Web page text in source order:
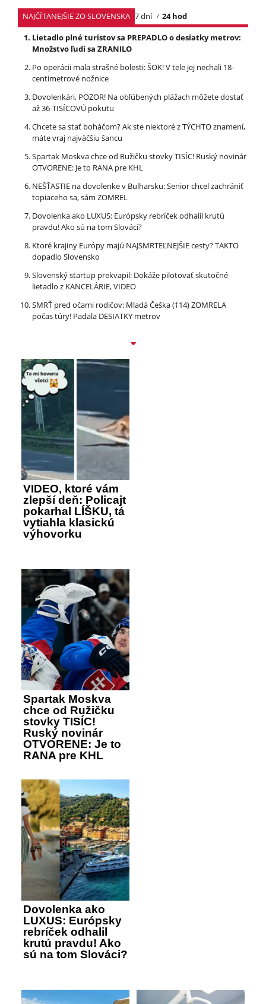
NAJČÍTANEJŠIE ZO SLOVENSKA 7 dní
24 hod
Lietadlo plné turistov sa PREPADLO o desiatky metrov:
Množstvo ľudí sa ZRANILO
Po operácii mala strašné bolesti: ŠOK! V tele jej nechali 18-
centimetrové nožnice
Dovolenkári, POZOR! Na obľúbených plážach môžete dostať
až 36-TISÍCOVÚ pokutu
Chcete sa stať boháčom? Ak ste niektoré z TÝCHTO znamení,
máte vraj najväčšiu šancu
Spartak Moskva chce od Ružičku stovky TISÍC! Ruský novinár
OTVORENE: Je to RANA pre KHL
NEŠŤASTIE na dovolenke v Bulharsku: Senior chcel zachrániť
topiaceho sa, sám ZOMREL
Dovolenka ako LUXUS: Európsky rebríček odhalil krutú
pravdu! Ako sú na tom Slováci?
Ktoré krajiny Európy majú NAJSMRTEĽNEJŠIE cesty? TAKTO
dopadlo Slovensko
Slovenský startup prekvapil: Dokáže pilotovať skutočné
lietadlo z KANCELÁRIE, VIDEO
SMRŤ pred očami rodičov: Mladá Češka (†14) ZOMRELA
počas túry! Padala DESIATKY metrov
VIDEO, ktoré vám
zlepší deň: Policajt
pokarhal LÍŠKU, tá
vytiahla klasickú
výhovorku
Spartak Moskva
chce od Ružičku
stovky TISÍC!
Ruský novinár
OTVORENE: Je to
RANA pre KHL
Dovolenka ako
LUXUS: Európsky
rebríček odhalil
krutú pravdu! Ako
sú na tom Slováci?